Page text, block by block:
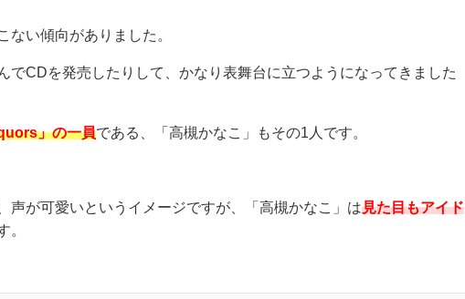
ない傾向がありました。
でCDを発売したりして、かなり表舞台に立つようになってきました
」の一員である、「高槻かなこ」もその1 人です。
声が可愛いというイメージですが、「高槻かなこ」は見た目もアイド
。